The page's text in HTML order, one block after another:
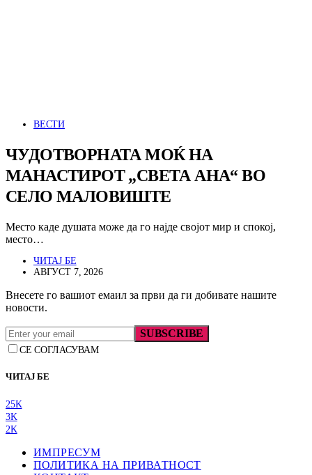
ВЕСТИ
ЧУДОТВОРНАТА МОЌ НА
МАНАСТИРОТ „СВЕТА АНА“ ВО
СЕЛО МАЛОВИШТЕ
Место каде душата може да го најде својот мир и спокој,
место…
ЧИТАЈ БЕ
АВГУСТ 7, 2026
Внесете го вашиот емаил за први да ги добивате нашите
новости.
SUBSCRIBE
СЕ СОГЛАСУВАМ
ЧИТАЈ БЕ
25K
3K
2K
ИМПРЕСУМ
ПОЛИТИКА НА ПРИВАТНОСТ